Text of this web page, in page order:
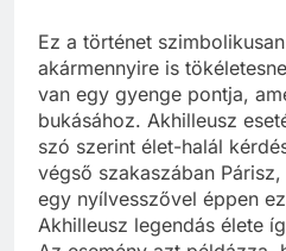
Ez a történet
akármennyire is
van egy gyenge pontja,
bukásához. Akhilleusz
szó szerint élet-halál
végső szakaszában
egy nyílvesszővel éppen
Akhilleusz legendás élete